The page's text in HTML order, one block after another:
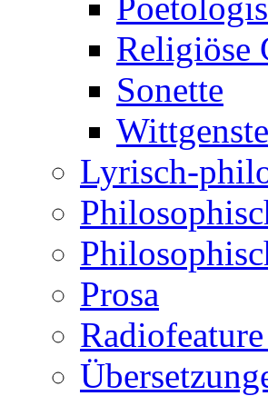
Religiöse
Sonette
Lyrisch-
Prosa